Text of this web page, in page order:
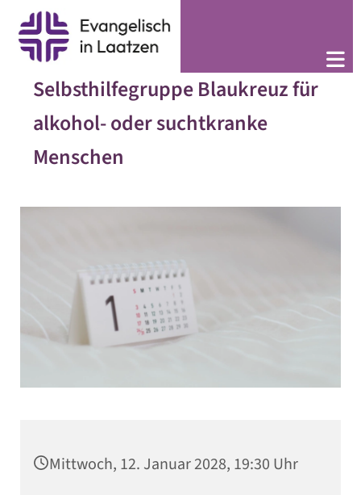
Selbsthilfegruppe Blaukreuz für
alkohol- oder suchtkranke
Menschen
Mittwoch, 12. Januar 2028, 19:30 Uhr